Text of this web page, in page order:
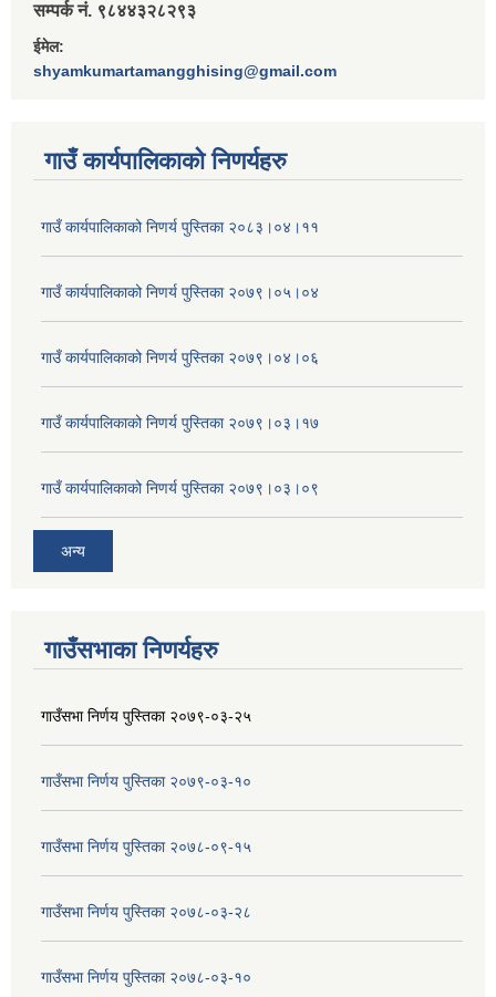
सम्पर्क नं. ९८४४३२८२९३
ईमेल:
shyamkumartamangghising@gmail.com
गाउँ कार्यपालिकाकाे निणर्यहरु
गाउँ कार्यपालिकाको निणर्य पुस्तिका २०८३।०४।११
गाउँ कार्यपालिकाको निणर्य पुस्तिका २०७९।०५।०४
गाउँ कार्यपालिकाको निणर्य पुस्तिका २०७९।०४।०६
गाउँ कार्यपालिकाको निणर्य पुस्तिका २०७९।०३।१७
गाउँ कार्यपालिकाको निणर्य पुस्तिका २०७९।०३।०९
अन्य
गाउँसभाका निणर्यहरु
गाउँसभा निर्णय पुस्तिका २०७९-०३-२५
गाउँसभा निर्णय पुस्तिका २०७९-०३-१०
गाउँसभा निर्णय पुस्तिका २०७८-०९-१५
गाउँसभा निर्णय पुस्तिका २०७८-०३-२८
गाउँसभा निर्णय पुस्तिका २०७८-०३-१०